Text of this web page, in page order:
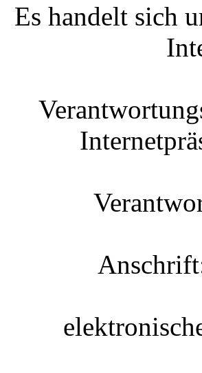
Es handelt sich